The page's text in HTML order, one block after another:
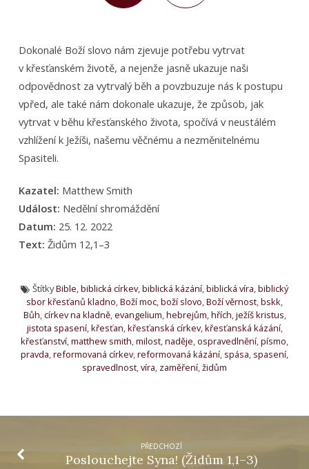
Dokonalé Boží slovo nám zjevuje potřebu vytrvat
v křesťanském životě, a nejenže jasně ukazuje naši
odpovědnost za vytrvalý běh a povzbuzuje nás k postupu
vpřed, ale také nám dokonale ukazuje, že způsob, jak
vytrvat v běhu křesťanského života, spočívá v neustálém
vzhlížení k Ježíši, našemu věčnému a nezměnitelnému
Spasiteli.
Kazatel: Matthew Smith
Událost: Nedělní shromáždění
Datum: 25. 12. 2022
Text: Židům 12,1–3
ŠtítkyBible,biblická církev,biblická kázání,biblická víra,biblický
sbor křesťanů kladno,Boží moc,boží slovo,Boží věrnost,bskk,
Bůh,církev na kladně,evangelium,hebrejům,hřích,ježíš kristus,
jistota spasení,křesťan,křesťanská církev,křesťanská kázání,
křesťanství,matthew smith,milost,naděje,ospravedlnění,písmo,
pravda,reformovaná církev,reformovaná kázání, spása, spasení,
spravedlnost,víra, zaměření,židům
PŘEDCHOZÍ
Poslouchejte Syna! (Židům 1,1–3)